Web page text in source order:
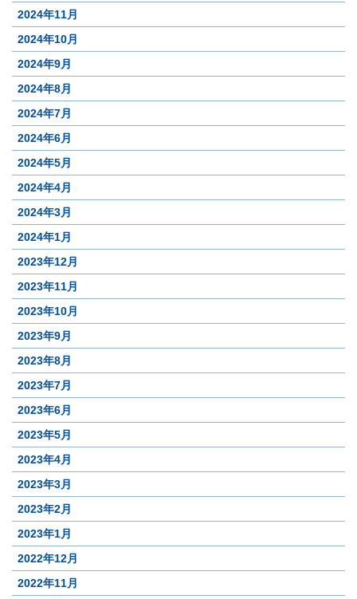
2024年11月
2024年10月
2024年9月
2024年8月
2024年7月
2024年6月
2024年5月
2024年4月
2024年3月
2024年1月
2023年12月
2023年11月
2023年10月
2023年9月
2023年8月
2023年7月
2023年6月
2023年5月
2023年4月
2023年3月
2023年2月
2023年1月
2022年12月
2022年11月